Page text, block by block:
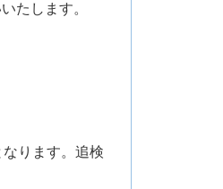
たします。
ります。追検